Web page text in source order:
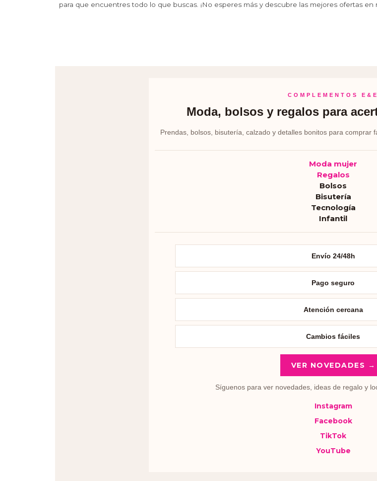
para que encuentres todo lo que buscas. ¡No esperes más y descubre las mejores ofertas
COMPLEMENTOS E&E
Moda, bolsos y regalos para
Prendas, bolsos, bisutería, calzado y detalles bonitos para comprar
Moda mujer
Regalos
Bolsos
Bisutería
Tecnología
Infantil
Envío 24/48h
Pago seguro
Atención cercana
Cambios fáciles
VER NOVEDADES →
Síguenos para ver novedades, ideas de regalo y
Instagram
Facebook
TikTok
YouTube